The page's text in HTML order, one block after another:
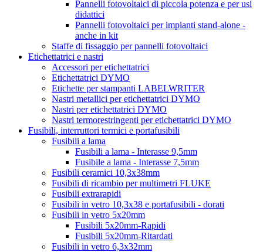
Pannelli fotovoltaici di piccola potenza e per usi
didattici
Pannelli fotovoltaici per impianti stand-alone -
anche in kit
Staffe di fissaggio per pannelli fotovoltaici
Etichettatrici e nastri
Accessori per etichettatrici
Etichettatrici DYMO
Etichette per stampanti LABELWRITER
Nastri metallici per etichettatrici DYMO
Nastri per etichettatrici DYMO
Nastri termorestringenti per etichettatrici DYMO
Fusibili, interruttori termici e portafusibili
Fusibili a lama
Fusibili a lama - Interasse 9,5mm
Fusibile a lama - Interasse 7,5mm
Fusibili ceramici 10,3x38mm
Fusibili di ricambio per multimetri FLUKE
Fusibili extrarapidi
Fusibili in vetro 10,3x38 e portafusibili - dorati
Fusibili in vetro 5x20mm
Fusibili 5x20mm-Rapidi
Fusibili 5x20mm-Ritardati
Fusibili in vetro 6,3x32mm